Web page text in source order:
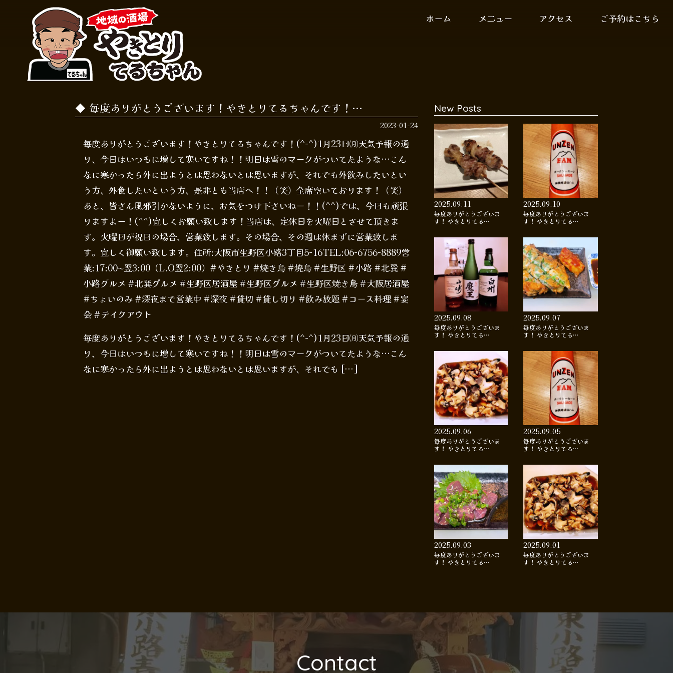
ホーム メニュー アクセス ご予約はこちら
毎度ありがとうございます！やきとりてるちゃんです！…
2023-01-24
毎度ありがとうございます！やきとりてるちゃんです！(^-^)1月23日㈪天気予報の通
り、今日はいつもに増して寒いですね！！明日は雪のマークがついてたような…こん
なに寒かったら外に出ようとは思わないとは思いますが、それでも外飲みしたいとい
う方、外食したいという方、是非とも当店へ！！（笑）全席空いております！（笑）
あと、皆さん風邪引かないように、お気をつけ下さいねー！！(^^)では、今日も頑張
りますよー！(^^)宜しくお願い致します！当店は、定休日を火曜日とさせて頂きま
す。火曜日が祝日の場合、営業致します。その場合、その週は休まずに営業致しま
す。宜しく御願い致します。住所:大阪市生野区小路3丁目5-16TEL:06-6756-8889営
業:17:00〜翌3:00（L.O翌2:00）#やきとり #焼き鳥 #焼鳥 #生野区 #小路 #北巽 #
小路グルメ #北巽グルメ #生野区居酒屋 #生野区グルメ #生野区焼き鳥 #大阪居酒屋
#ちょいのみ #深夜まで営業中 #深夜 #貸切 #貸し切り #飲み放題 #コース料理 #宴
会 #テイクアウト
毎度ありがとうございます！やきとりてるちゃんです！(^-^)1月23日㈪天気予報の通
り、今日はいつもに増して寒いですね！！明日は雪のマークがついてたような…こん
なに寒かったら外に出ようとは思わないとは思いますが、それでも […]
New Posts
2025.09.11
毎度ありがとうございま
す！ やきとりてる…
2025.09.10
毎度ありがとうございま
す！ やきとりてる…
2025.09.08
毎度ありがとうございま
す！ やきとりてる…
2025.09.07
毎度ありがとうございま
す！ やきとりてる…
2025.09.06
毎度ありがとうございま
す！ やきとりてる…
2025.09.05
毎度ありがとうございま
す！ やきとりてる…
2025.09.03
毎度ありがとうございま
す！ やきとりてる…
2025.09.01
毎度ありがとうございま
す！ やきとりてる…
Contact